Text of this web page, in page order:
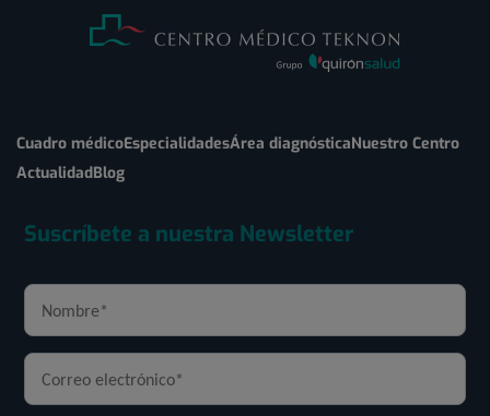
Cuadro médicoEspecialidadesÁrea diagnósticaNuestro Centro
ActualidadBlog
Suscríbete a nuestra Newsletter